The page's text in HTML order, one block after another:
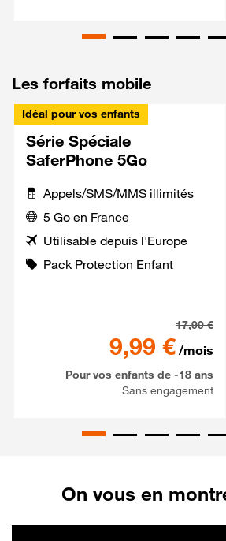
Les forfaits mobile
Idéal pour vos enfants
Série Spéciale
SaferPhone 5Go
Appels/SMS/MMS illimités
5 Go en France
Utilisable depuis l'Europe
Pack Protection Enfant
17,99€
9,99 € /mois
Pour vos enfants de -18 ans
Sans engagement
On vous en